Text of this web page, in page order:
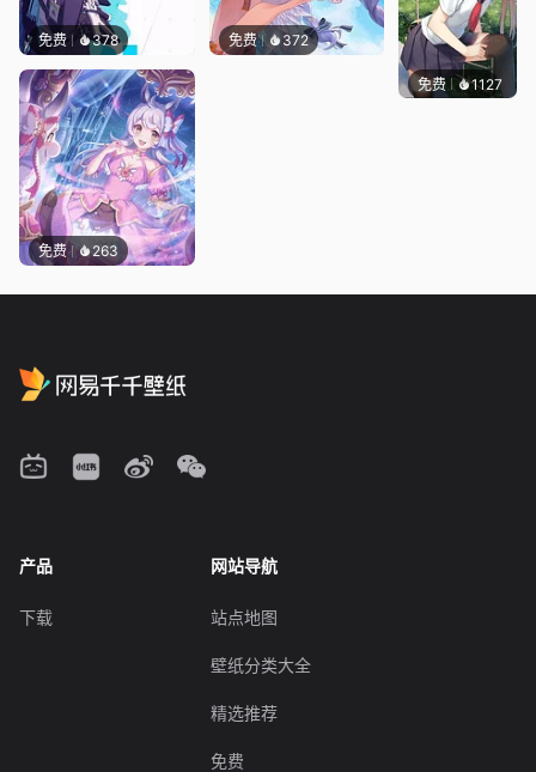
免费 378 免费 372
免费 263
免费 1127
产品
下载
网站导航
站点地图
壁纸分类大全
精选推荐
免费